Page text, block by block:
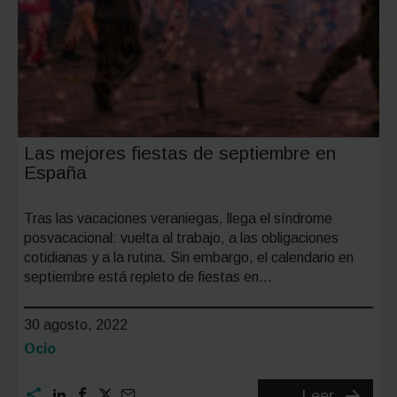
Las mejores fiestas de septiembre en
España
Tras las vacaciones veraniegas, llega el síndrome
posvacacional: vuelta al trabajo, a las obligaciones
cotidianas y a la rutina. Sin embargo, el calendario en
septiembre está repleto de fiestas en…
30 agosto, 2022
Categoría:
Ocio